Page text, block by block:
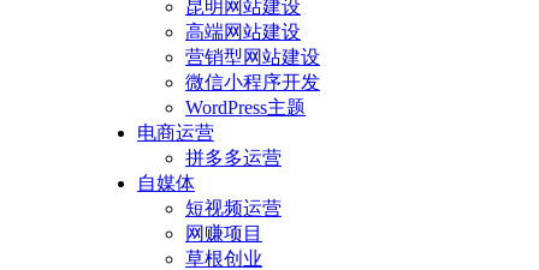
昆明网站建设
高端网站建设
营销型网站建设
微信小程序开发
WordPress主题
电商运营
拼多多运营
自媒体
短视频运营
网赚项目
草根创业